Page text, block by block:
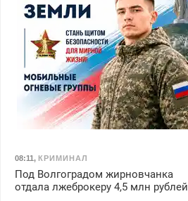
08:11, КРИМИНАЛ
Под Волгоградом жирновчанка
отдала лжеброкеру 4,5 млн рублей